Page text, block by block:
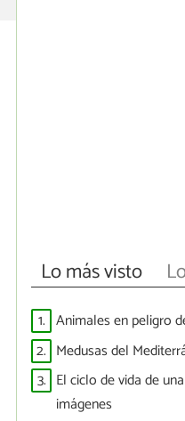
Lo más visto
1. Animales en peligro
2. Medusas del
3. El ciclo de vida de
imágenes